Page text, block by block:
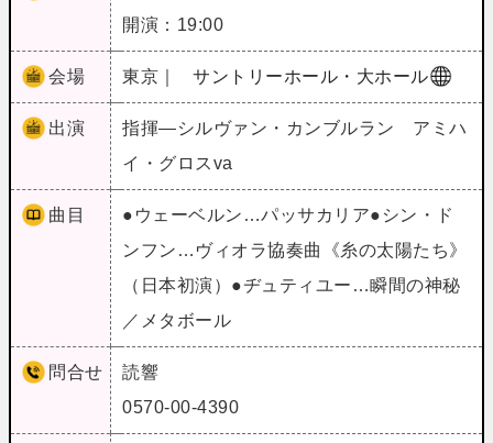
開演：19:00
会場 東京｜ サントリーホール・大ホール
出演
指揮―シルヴァン・カンブルラン アミハ
イ・グロスva
曲目
●ウェーベルン…パッサカリア●シン・ド
ンフン…ヴィオラ協奏曲《糸の太陽たち》
（日本初演）●ヂュティユー…瞬間の神秘
／メタボール
問合せ
読響
0570-00-4390